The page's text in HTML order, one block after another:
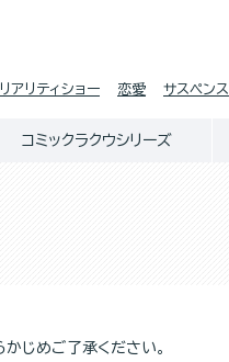
リアリティショー 恋愛 サスペンス
コミックラクウシリーズ
じめご了承ください。